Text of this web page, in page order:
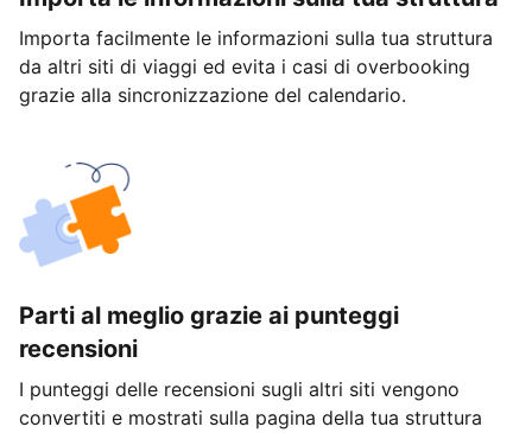
Importa facilmente le informazioni sulla tua struttura
da altri siti di viaggi ed evita i casi di overbooking
grazie alla sincronizzazione del calendario.
Parti al meglio grazie ai punteggi
recensioni
I punteggi delle recensioni sugli altri siti vengono
convertiti e mostrati sulla pagina della tua struttura